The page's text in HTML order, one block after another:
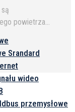
Srandard
wideo
przemysłowe
powietrza,
...